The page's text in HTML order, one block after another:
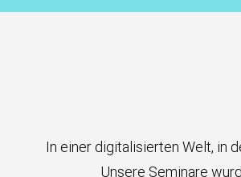
In einer digitalisierten Welt, in
Unsere Seminare